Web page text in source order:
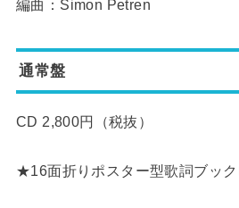
編曲：Simon Petren
通常盤
CD 2,800円（税抜）
★16面折りポスター型歌詞ブック